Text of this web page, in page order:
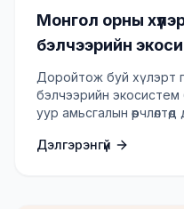
Монгол орны
бэлчээрийн
малчдын дасан
нэмэгдүүлэх төсөл
Доройтож буй хүлэрт
бэлчээрийн
уур амьсгалын
Дэлгэрэнгүй